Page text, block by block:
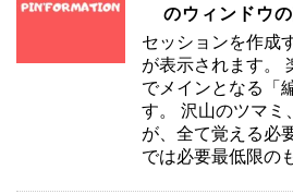
のウィンドウ
セッションを作成
が表示されます。
でメインとなる「
す。 沢山のツマミ
が、全て覚える必
では必要最低限の